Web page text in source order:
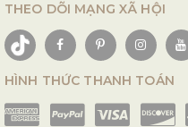
THEO DÕI MẠNG XÃ HỘI
HÌNH THỨC THANH TOÁN